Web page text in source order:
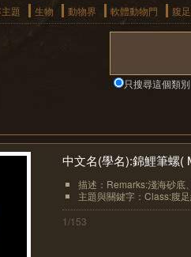
題 生物 動物界 軟體動物門 腹
只搜尋這個類別
中文名(學名):錦鯉筆螺(
描述：Remarks:淺海砂底
主題與關鍵字：Class:腹
1/153